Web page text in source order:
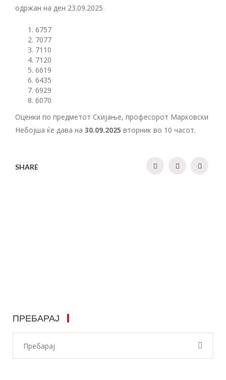
одржан на ден 23.09.2025
6757
7077
7110
7120
6619
6435
6929
6070
Оценки по предметот Скијање, професорот Марковски
Небојша ќе дава на 30.09.2025 вторник во 10 часот.
SHARE
ПРЕБАРАЈ